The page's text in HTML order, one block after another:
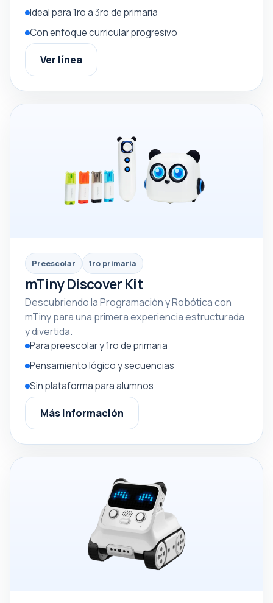
Ideal para 1ro a 3ro de primaria
Con enfoque curricular progresivo
Ver línea
Preescolar 1ro primaria
mTiny Discover Kit
Descubriendo la Programación y Robótica con
mTiny para una primera experiencia estructurada
y divertida.
Para preescolar y 1ro de primaria
Pensamiento lógico y secuencias
Sin plataforma para alumnos
Más información